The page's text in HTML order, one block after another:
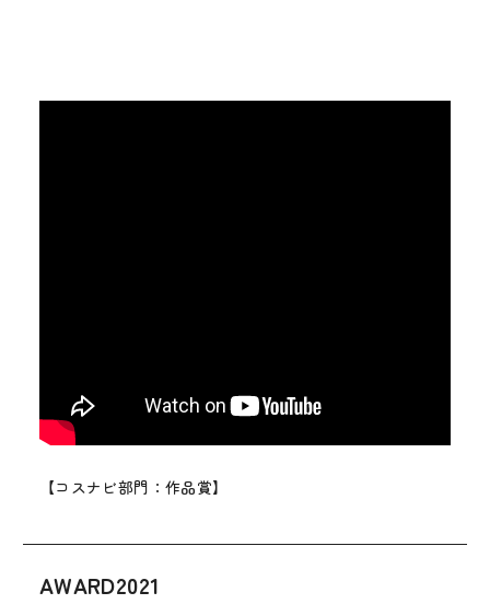
【コスナビ部門：作品賞】
AWARD2021